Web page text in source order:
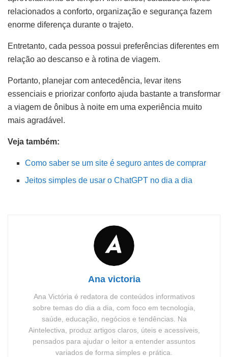
relacionados a conforto, organização e segurança fazem
enorme diferença durante o trajeto.
Entretanto, cada pessoa possui preferências diferentes em
relação ao descanso e à rotina de viagem.
Portanto, planejar com antecedência, levar itens
essenciais e priorizar conforto ajuda bastante a transformar
a viagem de ônibus à noite em uma experiência muito
mais agradável.
Veja também:
Como saber se um site é seguro antes de comprar
Jeitos simples de usar o ChatGPT no dia a dia
Ana victoria
Ana Victória é redatora de conteúdos informativos
sobre temas do dia a dia, com foco em tecnologia,
saúde, educação, negócios e tendências. Na
Aintelectiva, produz artigos claros, úteis e acessíveis,
pensados para ajudar o leitor a entender assuntos
variados de forma simples e prática.